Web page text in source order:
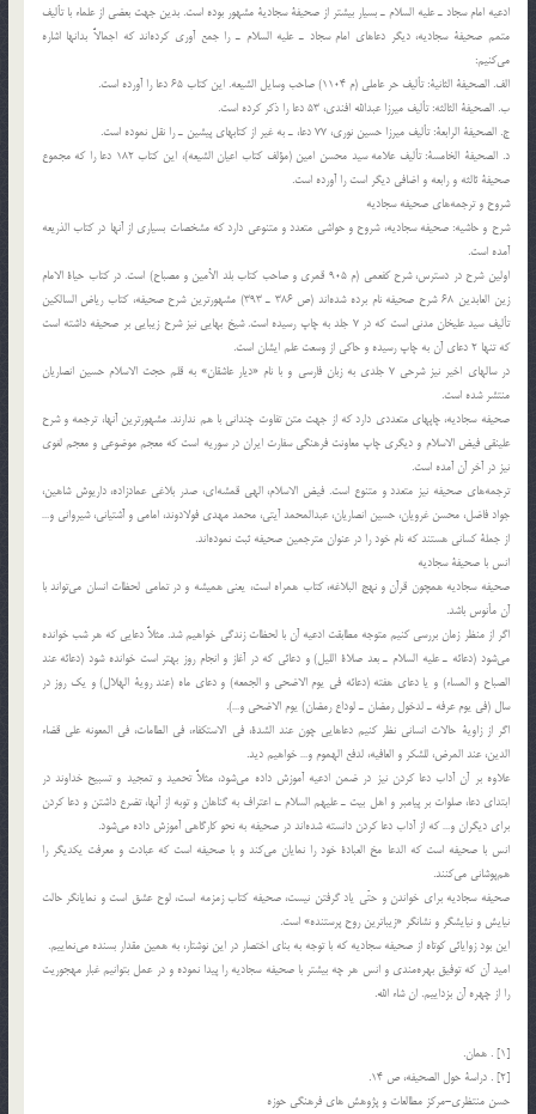
ادعيه امام سجاد ـ عليه السلام ـ بسيار بيشتر از صحيفة سجادية مشهور بوده است. بدين جهت بعضي از علماء با تأليف
متمم صحيفة سجاديه، ديگر دعاهاي امام سجاد ـ عليه السلام ـ را جمع آوري كرده‌اند كه اجمالاً بدانها اشاره
مي‌كنيم:
الف. الصحيفة الثانية: تأليف حر عاملي (م 1104) صاحب وسايل الشيعه. اين كتاب 65 دعا را آورده است.
ب. الصحيفة الثالثه: تأليف ميرزا عبدالله افندي، 53 دعا را ذكر كرده است.
ج. الصحيفة الرابعة: تأليف ميرزا حسين نوري، 77 دعا، ـ به غير از كتابهاي پيشين ـ را نقل نموده است.
د. الصحيفة الخامسة: تأليف علامه سيد محسن امين (مؤلف كتاب اعيان الشيعه)، اين كتاب 182 دعا را كه مجموع
صحيفة ثالثه و رابعه و اضافي ديگر است را آورده است.
شروح و ترجمه‌هاي صحيفه سجاديه
شرح و حاشيه: صحيفه سجاديه، شروح و حواشي متعدد و متنوعي دارد كه مشخصات بسياري از آنها در كتاب الذريعه
آمده است.
اولين شرح در دسترس، شرح كفعمي (م 905 قمري و صاحب كتاب بلد الأمين و مصباح) است. در كتاب حياة الامام
زين العابدين 68 شرح صحيفه نام برده شده‌اند (ص 386 ـ 393) مشهورترين شرح صحيفه، كتاب رياض السالكين
تأليف سيد عليخان مدني است كه در 7 جلد به چاپ رسيده است. شيخ بهايي نيز شرح زيبايي بر صحيفه داشته است
كه تنها 2 دعاي آن به چاپ رسيده و حاكي از وسعت علم ايشان است.
در سالهاي اخير نيز شرحي 7 جلدي به زبان فارسي و با نام «ديار عاشقان» به قلم حجت الاسلام حسين انصاريان
منتشر شده است.
صحيفه سجاديه، چاپهاي متعددي دارد كه از جهت متن تفاوت چنداني با هم ندارند. مشهورترين آنها، ترجمه و شرح
علينقي فيض الاسلام و ديگري چاپ معاونت فرهنگي سفارت ايران در سوريه است كه معجم موضوعي و معجم لغوي
نيز در آخر آن آمده است.
ترجمه‌هاي صحيفه نيز متعدد و متنوع است. فيض الاسلام، الهي قمشه‌اي، صدر بلاغي عمادزاده، داريوش شاهين،
جواد فاضل، محسن غرويان، حسين انصاريان، عبدالمحمد آيتي، محمد مهدي فولادوند، امامي و آشتياني، شيرواني و…
از جملة كساني هستند كه نام خود را در عنوان مترجمين صحيفه ثبت نموده‌اند.
انس با صحيفة سجاديه
صحيفه سجاديه همچون قرآن و نهج البلاغه، كتاب همراه است، يعني هميشه و در تمامي لحظات انسان مي‌تواند با
آن مأنوس باشد.
اگر از منظر زمان بررسي كنيم متوجه مطابقت ادعيه آن با لحظات زندگي خواهيم شد. مثلاً دعايي كه هر شب خوانده
مي‌شود (دعائه ـ عليه السلام ـ بعد صلاة الليل) و دعائي كه در آغاز و انجام روز بهتر است خوانده شود (دعائه عند
الصباح و المساء) و يا دعاي هفته (دعائه في يوم الاضحي و الجمعه) و دعاي ماه (عند روية الهلال) و يك روز در
سال (في يوم عرفه ـ لدخول رمضان ـ لوداع رمضان) يوم الاضحي و…).
اگر از زاوية حالات انساني نظر كنيم دعاهايي چون عند الشدة، في الاستكفاء، في الطامات، في المعونه علي قضاء
الدين، عند المرض، للشكر و العافيه، لدفع الهموم و… خواهيم ديد.
علاوه بر آن آداب دعا كردن نيز در ضمن ادعيه آموزش داده مي‌شود، مثلاً تحميد و تمجيد و تسبيح خداوند در
ابتداي دعا، صلوات بر پيامبر و اهل بيت ـ عليهم السلام ـ، اعتراف به گناهان و توبه از آنها، تضرع داشتن و دعا كردن
براي ديگران و… كه از آداب دعا كردن دانسته شده‌اند در صحيفه به نحو كارگاهي آموزش داده مي‌شود.
انس با صحيفه است كه الدعا مخ العبادة خود را نمايان مي‌كند و با صحيفه است كه عبادت و معرفت يكديگر را
هم‌پوشاني مي‌كنند.
صحيفه سجاديه براي خواندن و حتّي ياد گرفتن نيست، صحيفه كتاب زمزمه است، لوح عشق است و نمايانگر حالت
نيايش و نيايشگر و نشانگر «زيباترين روح پرستنده» است.
اين بود زوايائي كوتاه از صحيفه سجاديه كه با توجه به بناي اختصار در اين نوشتار، به همين مقدار بسنده مي‌نماييم.
اميد آن كه توفيق بهره‌مندي و انس هر چه بيشتر با صحيفه سجاديه را پيدا نموده و در عمل بتوانيم غبار مهجوريت
را از چهره آن بزداييم. ان شاء الله.
[1] . همان.
[2] . دراسة حول الصحيفه، ص 14.
حسن منتظري-مرکز مطالعات و پژوهش های فرهنگی حوزه